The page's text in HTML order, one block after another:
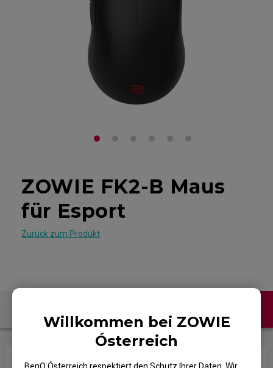
Willkommen bei ZOWIE
Ósterreich
ZOWIE FK2-B Maus
für Esport
Zurück zum Produkt
Kann ich meine Maus mit Alkohol reinigen?